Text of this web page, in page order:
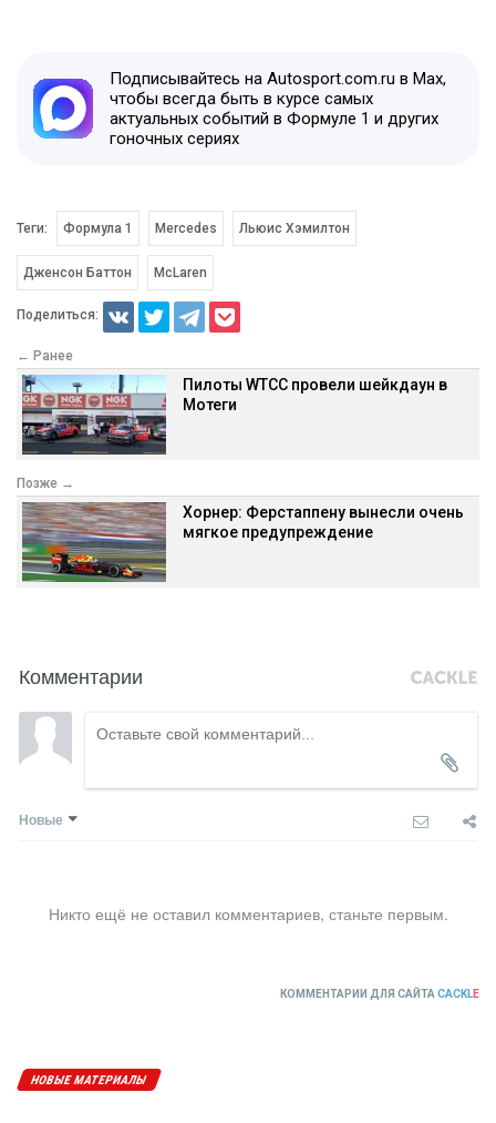
Подписывайтесь на Autosport.com.ru в Max,
чтобы всегда быть в курсе самых
актуальных событий в Формуле 1 и других
гоночных сериях
Теги: Формула 1 Mercedes Льюис Хэмилтон
Дженсон Баттон McLaren
Поделиться:
← Ранее
Пилоты WTCC провели шейкдаун в
Мотеги
Позже →
Хорнер: Ферстаппену вынесли очень
мягкое предупреждение
Комментарии
Новые
Никто ещё не оставил комментариев, станьте первым.
КОММЕНТАРИИ ДЛЯ САЙТА CACKLE
НОВЫЕ МАТЕРИАЛЫ